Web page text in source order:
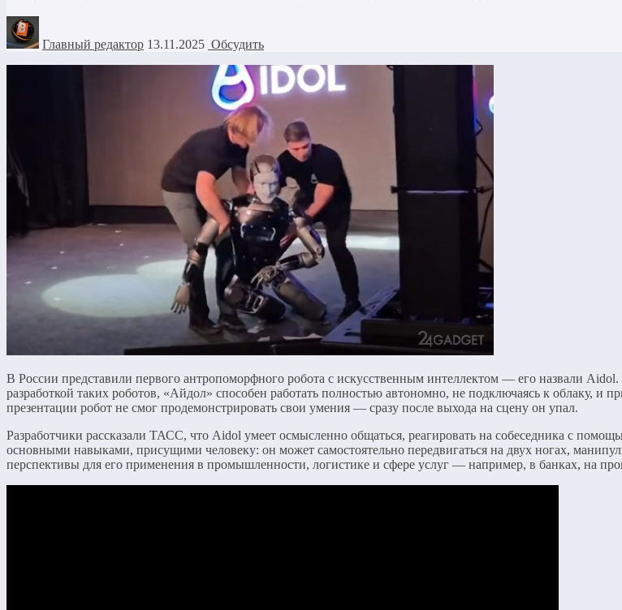
Главный редактор 13.11.2025 Обсудить
В России представили первого антропоморфного робота с искусственным интеллектом — его назвали
разработкой таких роботов, «Айдол» способен работать полностью автономно, не подключаясь к облаку,
презентации робот не смог продемонстрировать свои умения — сразу после выхода на сцену он упал.
Разработчики рассказали ТАСС, что Aidol умеет осмысленно общаться, реагировать на собеседника с
основными навыками, присущими человеку: он может самостоятельно передвигаться на двух ногах,
перспективы для его применения в промышленности, логистике и сфере услуг — например, в банках, на